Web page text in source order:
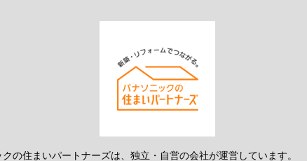
の住まいパートナーズは、独立・自営の会社が運営しています。